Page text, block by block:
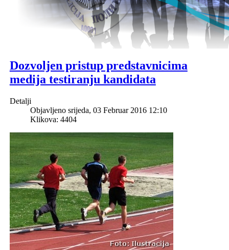
Dozvoljen pristup predstavnicima
medija testiranju kandidata
Detalji
Objavljeno srijeda, 03 Februar 2016 12:10
Klikova: 4404